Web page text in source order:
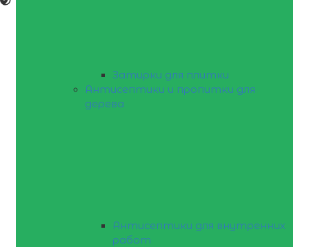
Затирки для плитки
Антисептики и пропитки для
дерева
Антисептики для внутренних
работ